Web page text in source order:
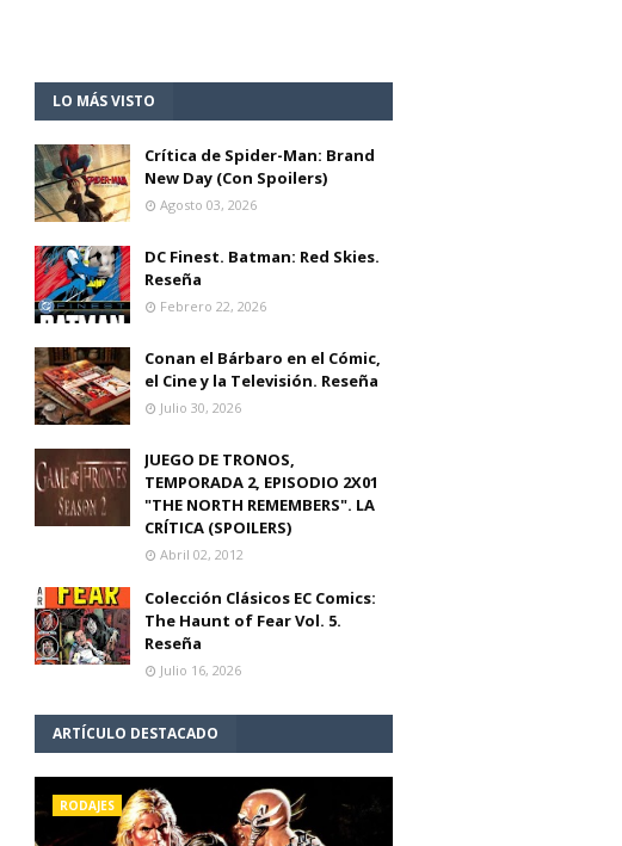
LO MÁS VISTO
Crítica de Spider-Man: Brand
New Day (Con Spoilers)
Agosto 03, 2026
DC Finest. Batman: Red Skies.
Reseña
Febrero 22, 2026
Conan el Bárbaro en el Cómic,
el Cine y la Televisión. Reseña
Julio 30, 2026
JUEGO DE TRONOS,
TEMPORADA 2, EPISODIO 2X01
"THE NORTH REMEMBERS". LA
CRÍTICA (SPOILERS)
Abril 02, 2012
Colección Clásicos EC Comics:
The Haunt of Fear Vol. 5.
Reseña
Julio 16, 2026
ARTÍCULO DESTACADO
RODAJES